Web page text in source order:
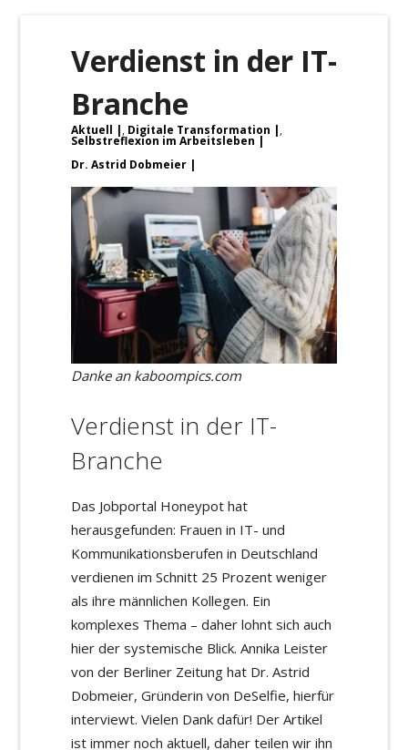
Verdienst in der IT-
Branche
Aktuell , Digitale Transformation ,
Selbstreflexion im Arbeitsleben
Dr. Astrid Dobmeier
Danke an kaboompics.com
Verdienst in der IT-
Branche
Das Jobportal Honeypot hat
herausgefunden: Frauen in IT- und
Kommunikationsberufen in Deutschland
verdienen im Schnitt 25 Prozent weniger
als ihre männlichen Kollegen. Ein
komplexes Thema – daher lohnt sich auch
hier der systemische Blick. Annika Leister
von der Berliner Zeitung hat Dr. Astrid
Dobmeier, Gründerin von DeSelfie, hierfür
interviewt. Vielen Dank dafür! Der Artikel
ist immer noch aktuell, daher teilen wir ihn